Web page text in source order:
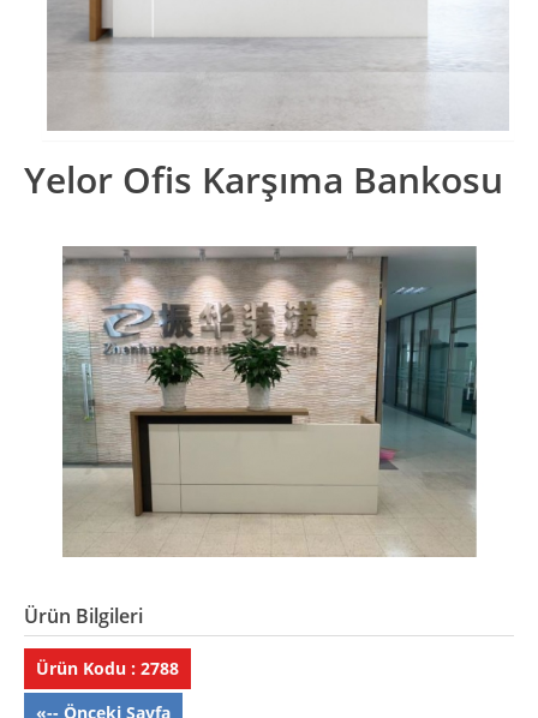
Yelor Ofis Karşıma Bankosu
Ürün Bilgileri
Ürün Kodu : 2788
«-- Önceki Sayfa